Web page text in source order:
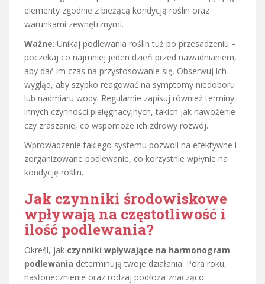
elementy zgodnie z bieżącą kondycją roślin oraz
warunkami zewnętrznymi.
Ważne: Unikaj podlewania roślin tuż po przesadzeniu –
poczekaj co najmniej jeden dzień przed nawadnianiem,
aby dać im czas na przystosowanie się. Obserwuj ich
wygląd, aby szybko reagować na symptomy niedoboru
lub nadmiaru wody. Regularnie zapisuj również terminy
innych czynności pielęgnacyjnych, takich jak nawożenie
czy zraszanie, co wspomoże ich zdrowy rozwój.
Wprowadzenie takiego systemu pozwoli na efektywne i
zorganizowane podlewanie, co korzystnie wpłynie na
kondycję roślin.
Jak czynniki środowiskowe
wpływają na częstotliwość i
ilość podlewania?
Określ, jak czynniki wpływające na harmonogram
podlewania determinują twoje działania. Pora roku,
nasłonecznienie oraz rodzaj podłoża znacząco